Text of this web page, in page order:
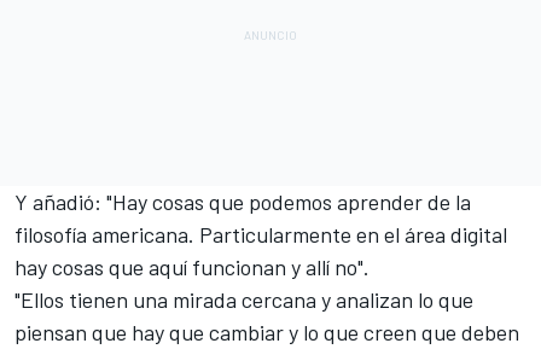
Y añadió: "Hay cosas que podemos aprender de la
filosofía americana. Particularmente en el área digital
hay cosas que aquí funcionan y allí no".
"Ellos tienen una mirada cercana y analizan lo que
piensan que hay que cambiar y lo que creen que deben